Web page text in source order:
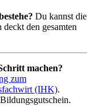
Du kannst die
den gesamten
machen?
zum
(IHK).